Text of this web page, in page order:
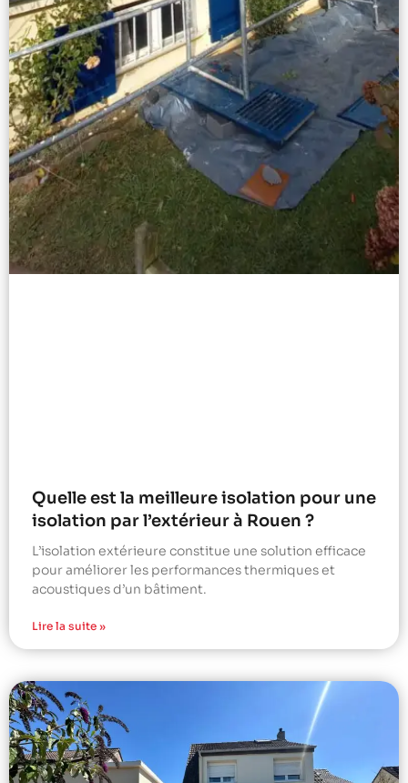
Quelle est la meilleure isolation pour une
isolation par l’extérieur à Rouen ?
L’isolation extérieure constitue une solution efficace
pour améliorer les performances thermiques et
acoustiques d’un bâtiment.
Lire la suite »